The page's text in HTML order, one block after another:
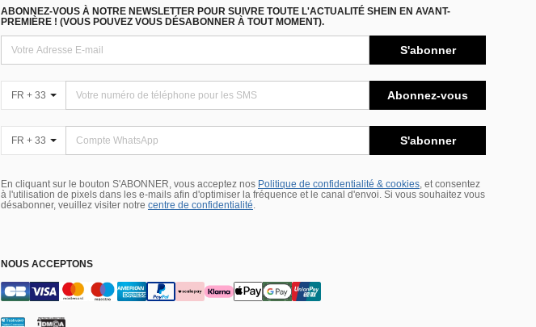
ABONNEZ-VOUS À NOTRE NEWSLETTER POUR SUIVRE TOUTE L'ACTUALITÉ SHEIN EN AVANT-
PREMIÈRE ! (VOUS POUVEZ VOUS DÉSABONNER À TOUT MOMENT).
S'abonner
FR + 33 Abonnez-vous
FR + 33 S'abonner
En cliquant sur le bouton S'ABONNER, vous acceptez nos Politique de confidentialité & cookies, et consentez
à l'utilisation de pixels dans les e-mails afin d'optimiser la fréquence et le canal d'envoi. Si vous souhaitez vous
désabonner, veuillez visiter notre centre de confidentialité.
NOUS ACCEPTONS